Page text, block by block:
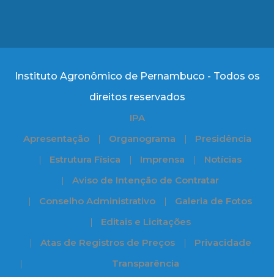
Instituto Agronômico de Pernambuco - Todos os
direitos reservados
IPA
Apresentação
Organograma
Presidência
Estrutura Física
Imprensa
Notícias
Aviso de Intenção de Contratar
Conselho Administrativo
Galeria de Fotos
Editais e Licitações
Atas de Registros de Preços
Privacidade
Transparência